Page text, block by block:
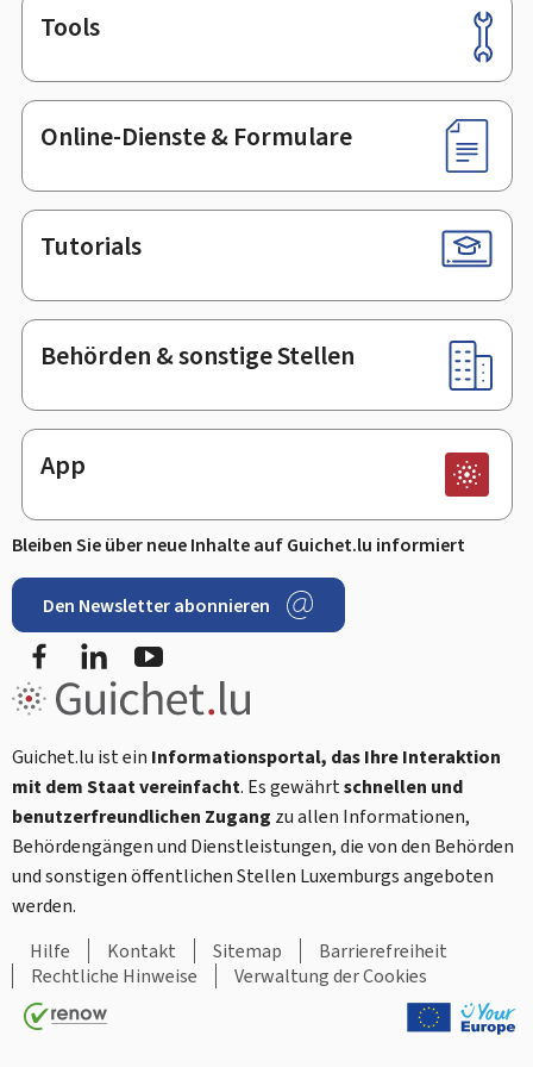
Footer
Tools
Online-Dienste & Formulare
Tutorials
Behörden & sonstige Stellen
App
Bleiben Sie über neue Inhalte auf Guichet.lu informiert
Den Newsletter abonnieren
FacebookLinkedIn
Guichet.lu ist ein Informationsportal, das Ihre Interaktion
mit dem Staat vereinfacht. Es gewährtschnellen und
benutzerfreundlichen Zugang zu allen Informationen,
Behördengängen und Dienstleistungen, die von den Behörden
und sonstigen öffentlichen Stellen Luxemburgs angeboten
werden.
Hilfe
Kontakt Sitemap
Barrierefreiheit
Rechtliche Hinweise
Verwaltung der Cookies